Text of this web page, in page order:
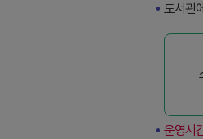
도서관
운영시